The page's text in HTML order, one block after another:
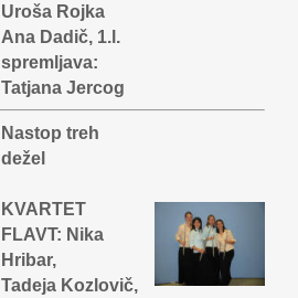
Uroša Rojka
Ana Dadič, 1.l.
spremljava:
Tatjana Jercog
Nastop treh
dežel
KVARTET
FLAVT: Nika
Hribar,
Tadeja Kozlovič,